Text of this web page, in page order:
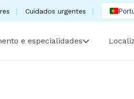
Cuidados urgentes
e especialidades